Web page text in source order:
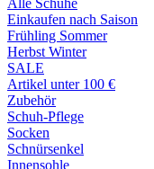
Alle Schuhe
Einkaufen nach Saison
Frühling Sommer
Herbst Winter
SALE
Artikel unter 100 €
Zubehör
Schuh-Pflege
Socken
Schnürsenkel
Innensohle